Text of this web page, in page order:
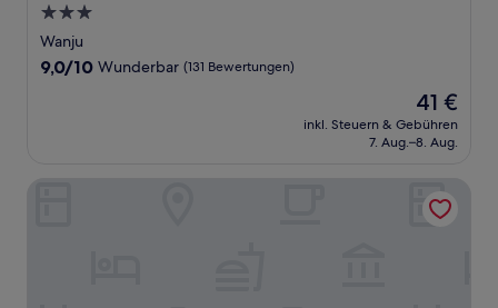
3.0-
Sterne-
Unterkunft
Wanju
9.0
9,0/10 Wunderbar (131 Bewertungen)
Der
Preis
beträgt
41 €
inkl. Steuern & Gebühren
7. Aug.–8. Aug.